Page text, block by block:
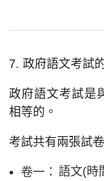
7. 政府語文考試
政府語文考試是
相等的。
考試共有兩張試
卷一： 語文(時